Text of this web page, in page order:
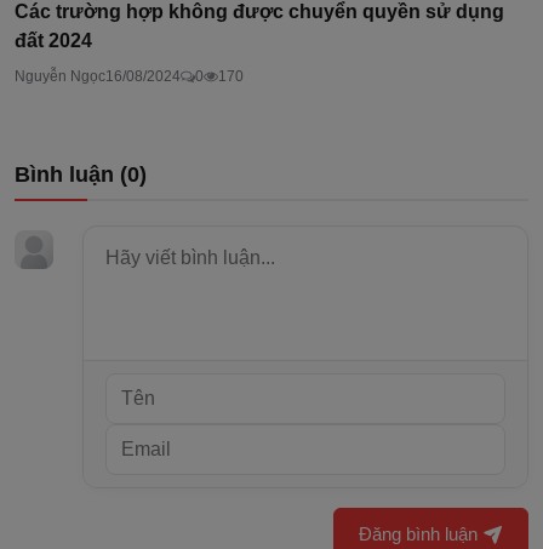
Các trường hợp không được chuyển quyền sử dụng
đất 2024
Nguyễn Ngọc16/08/2024 0 170
Bình luận (0)
Đăng bình luận